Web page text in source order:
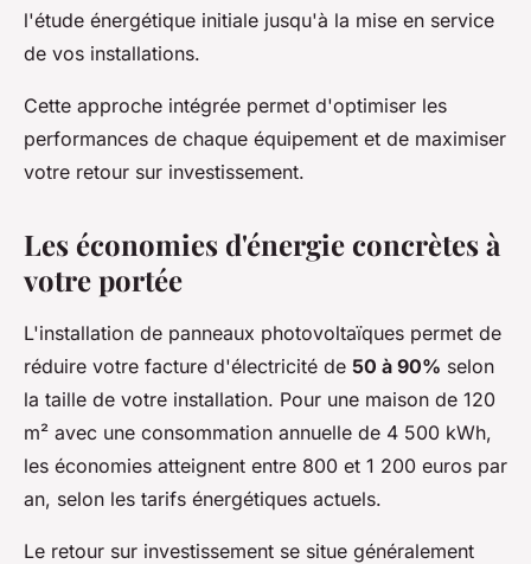
l'étude énergétique initiale jusqu'à la mise en service
de vos installations.
Cette approche intégrée permet d'optimiser les
performances de chaque équipement et de maximiser
votre retour sur investissement.
Les économies d'énergie concrètes à
votre portée
L'installation de panneaux photovoltaïques permet de
réduire votre facture d'électricité de 50 à 90% selon
la taille de votre installation. Pour une maison de 120
m² avec une consommation annuelle de 4 500 kWh,
les économies atteignent entre 800 et 1 200 euros par
an, selon les tarifs énergétiques actuels.
Le retour sur investissement se situe généralement